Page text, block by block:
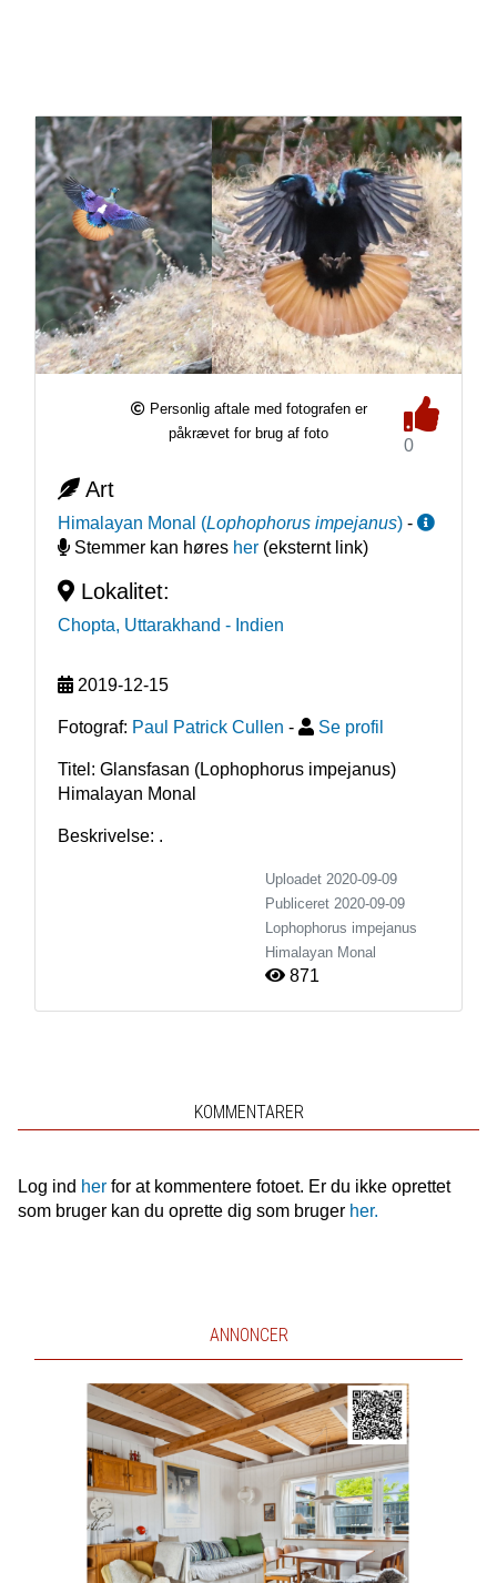
Personlig aftale med fotografen er
påkrævet for brug af foto
0
Art
Himalayan Monal (Lophophorus impejanus) -
Stemmer kan høres her(eksternt link)
Lokalitet:
Chopta, Uttarakhand - Indien
2019-12-15
Fotograf: Paul Patrick Cullen - Se profil
Titel: Glansfasan (Lophophorus impejanus)
Himalayan Monal
Beskrivelse: .
Uploadet 2020-09-09
Publiceret 2020-09-09
Lophophorus impejanus
Himalayan Monal
871
KOMMENTARER
Log ind herfor at kommentere fotoet. Er du ikke oprettet
som bruger kan du oprette dig som bruger her.
ANNONCER